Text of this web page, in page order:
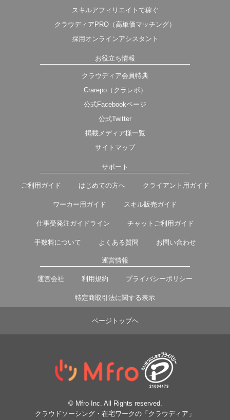
スキルアフィリエイトで稼ぐ
クラウディアPRO（高単価マッチング）
採用オンラインアシスタント
お役立ち情報
クラウディア会員特典
Crarepo（クラレポ）
公式Facebookページ
公式Twitter
掲載メディア様一覧
サイトマップ
サポート
ご利用ガイド はじめての方へ クライアント用ガイド
ワーカー用ガイド スキル販売ガイド
仕事受発注ガイドライン チャットご利用ガイド
手数料について よくある質問 お問い合わせ
運営情報
運営会社 利用規約 プライバシーポリシー
特定商取引法に関する表示
ページトップヘ
© Mfro Inc. All Rights reserved.
クラウドソーシング・在宅ワークの「クラウディア」